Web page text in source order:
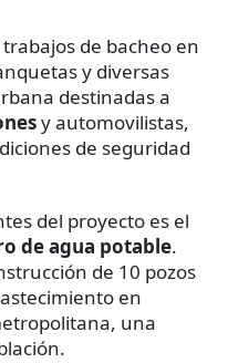
de bacheo en
y diversas
destinadas a
y automovilistas,
de seguridad
del proyecto es el
de agua potable.
de 10 pozos
en
una